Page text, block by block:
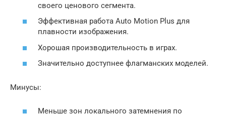
своего ценового сегмента.
Эффективная работа Auto Motion Plus для
плавности изображения.
Хорошая производительность в играх.
Значительно доступнее флагманских моделей.
Минусы:
Меньше зон локального затемнения по